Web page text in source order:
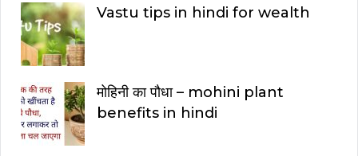
Vastu tips in hindi for wealth
मोहिनी का पौधा – mohini plant
benefits in hindi